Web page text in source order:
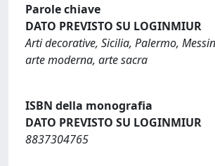
Parole chiave
DATO PREVISTO SU LOGINMIUR
Arti decorative, Sicilia, Palermo,
arte moderna, arte sacra
ISBN della monografia
DATO PREVISTO SU LOGINMIUR
8837304765